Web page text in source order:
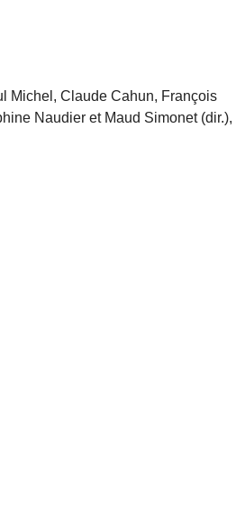
Michel, Claude Cahun, François
Naudier et Maud Simonet (dir.),